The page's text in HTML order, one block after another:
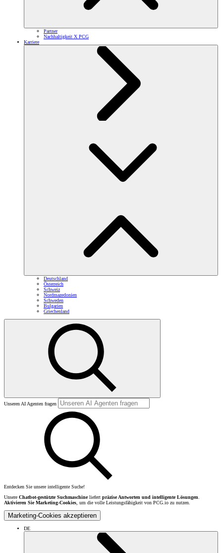
Partner
Nachhaltigkeit X PCG
Karriere
Deutschland
Österreich
Schweiz
Nordmazedonien
Schweden
Bulgarien
Griechenland
Unseren AI Agenten fragen
Entdecken Sie unsere intelligente Suche!
Unsere Chatbot-gestützte Suchmaschineliefert präzise Antworten und intelligente Lösungen.
Aktivieren Sie Marketing-Cookies, um die volle Leistungsfähigkeit von PCG.io zu nutzen.
Marketing-Cookies akzeptieren
DE